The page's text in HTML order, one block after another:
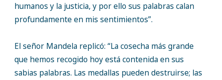
humanos y la justicia, y por ello sus palabras calan
profundamente en mis sentimientos”.
El señor Mandela replicó: “La cosecha más grande
que hemos recogido hoy está contenida en sus
sabias palabras. Las medallas pueden destruirse; las